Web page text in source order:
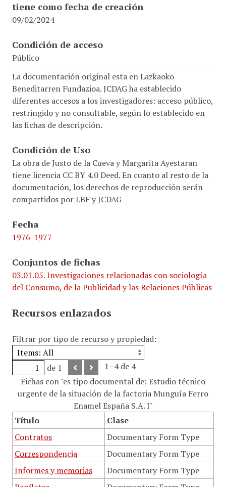
tiene como fecha de creación
09/02/2024
Condición de acceso
Público
La documentación original esta en Lazkaoko
Beneditarren Fundazioa. JCDAG ha establecido
diferentes accesos a los investigadores: acceso público,
restringido y no consultable, según lo establecido en
las fichas de descripción.
Condición de Uso
La obra de Justo de la Cueva y Margarita Ayestaran
tiene licencia CC BY 4.0 Deed. En cuanto al resto de la
documentación, los derechos de reproducción serán
compartidos por LBF y JCDAG
Fecha
1976-1977
Conjuntos de fichas
03.01.05. Investigaciones relacionadas con sociología
del Consumo, de la Publicidad y las Relaciones Públicas
Recursos enlazados
Filtrar por tipo de recurso y propiedad:
de 1
1–4 de 4
Fichas con "es tipo documental de: Estudio técnico
urgente de la situación de la factoria Munguía Ferro
Enamel España S.A. I"
Título
Clase
Contratos
Documentary Form Type
Correspondencia
Documentary Form Type
Informes y memorias
Documentary Form Type